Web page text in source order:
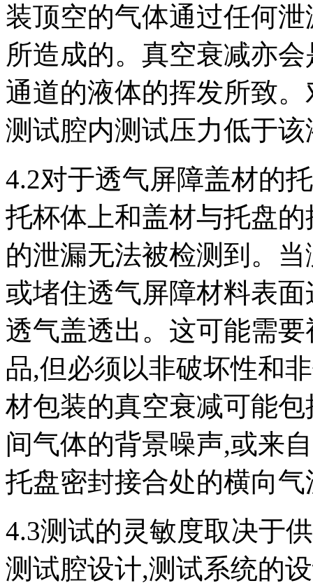
装顶空的气体通过任何
所造成的。真空衰减亦
通道的液体的挥发所致
测试腔内测试压力低于
4.2对于透气屏障盖材的
托杯体上和盖材与托盘
的泄漏无法被检测到。
或堵住透气屏障材料表
透气盖透出。这可能需
品,但必须以非破坏性和
材包装的真空衰减可能
间气体的背景噪声,或来
托盘密封接合处的横向气
4.3测试的灵敏度取决于
测试腔设计,测试系统的